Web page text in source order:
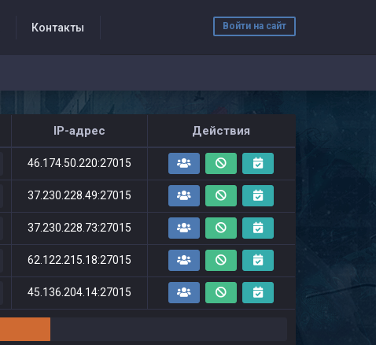
Войти на сайт
Контакты
IP-адрес Действия
46.174.50.220:27015
37.230.228.49:27015
37.230.228.73:27015
62.122.215.18:27015
45.136.204.14:27015